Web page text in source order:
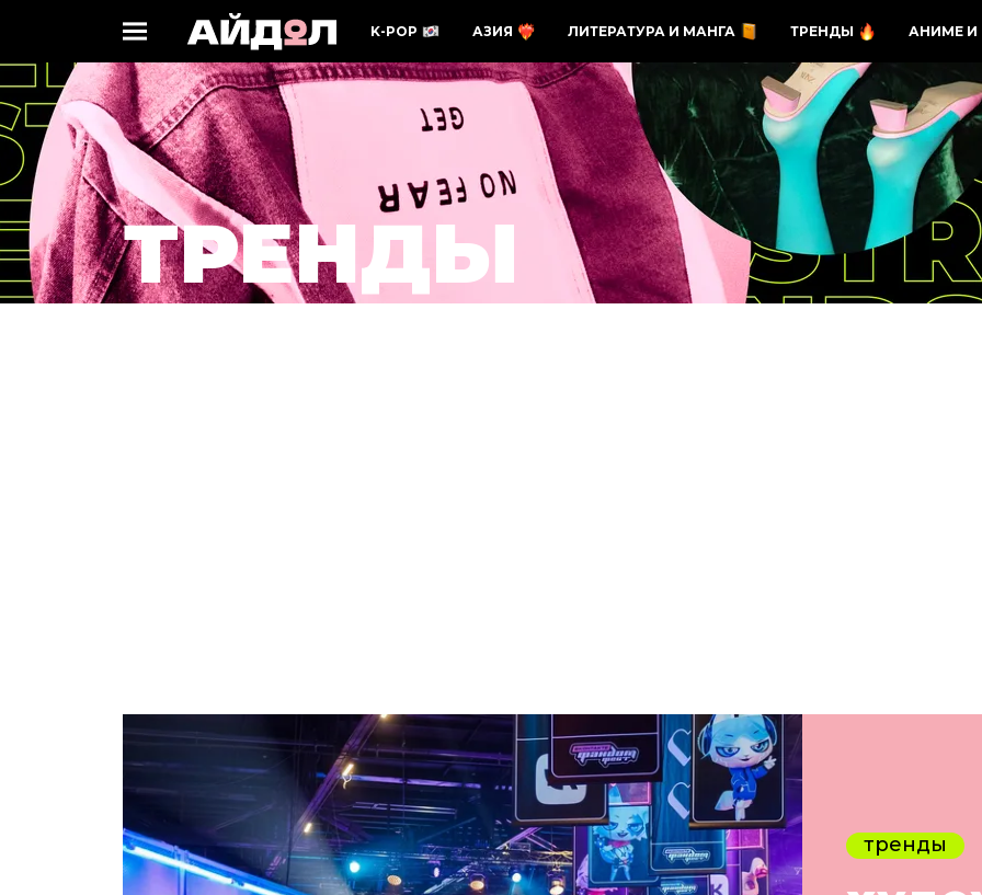
K-POP АЗИЯ ЛИТЕРАТУРА И МАНГА ТРЕНДЫ АНИМЕ И
ТРЕНДЫ
тренды